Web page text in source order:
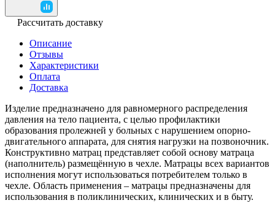
Рассчитать доставку
Описание
Отзывы
Характеристики
Оплата
Доставка
Изделие предназначено для равномерного распределения
давления на тело пациента, с целью профилактики
образования пролежней у больных с нарушением опорно-
двигательного аппарата, для снятия нагрузки на позвоночник.
Конструктивно матрац представляет собой основу матраца
(наполнитель) размещённую в чехле. Матрацы всех вариантов
исполнения могут использоваться потребителем только в
чехле. Область применения – матрацы предназначены для
использования в поликлинических, клинических и в быту.